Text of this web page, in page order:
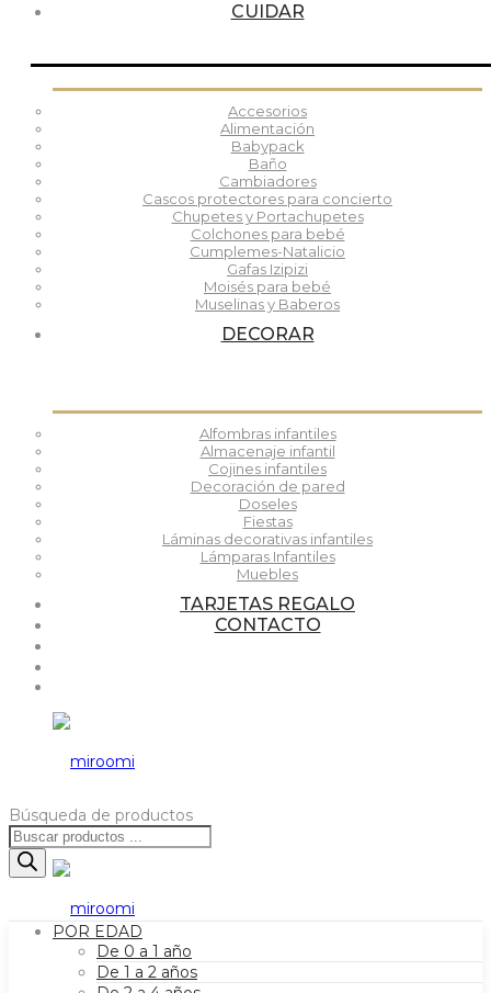
CUIDAR
Accesorios
Alimentación
Babypack
Baño
Cambiadores
Cascos protectores para concierto
Chupetes y Portachupetes
Colchones para bebé
Cumplemes-Natalicio
Gafas Izipizi
Moisés para bebé
Muselinas y Baberos
DECORAR
Alfombras infantiles
Almacenaje infantil
Cojines infantiles
Decoración de pared
Doseles
Fiestas
Láminas decorativas infantiles
Lámparas Infantiles
Muebles
TARJETAS REGALO
CONTACTO
Búsqueda de productos
POR EDAD
De 0 a 1 año
De 1 a 2 años